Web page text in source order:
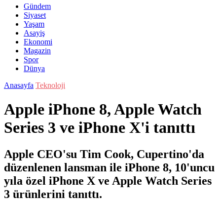
Gündem
Siyaset
Yaşam
Asayiş
Ekonomi
Magazin
Spor
Dünya
Anasayfa Teknoloji
Apple iPhone 8, Apple Watch
Series 3 ve iPhone X'i tanıttı
Apple CEO'su Tim Cook, Cupertino'da
düzenlenen lansman ile iPhone 8, 10'uncu
yıla özel iPhone X ve Apple Watch Series
3 ürünlerini tanıttı.